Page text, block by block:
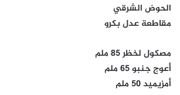
الحوض الشرقي
مقاطعة عدل بكرو
مصكول لخظر 85 ملم
أعوج جنبو 65 ملم
أمزيميد 50 ملم